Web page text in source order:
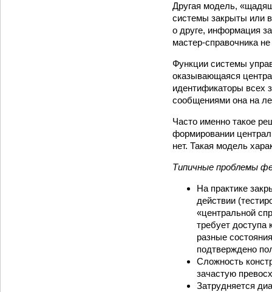
Другая модель,
системы закрыты или
о друге, информация
мастер-справочника
Функции системы
оказывающаяся
идентификаторы всех
сообщениями она на
Часто именно такое
формировании
нет. Такая модель
Типичные проблемы
На практике
действии
«центральной
требует
разные
подтверждено
Сложность
зачастую
Затрудняется